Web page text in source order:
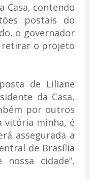
Casa, contendo
postais do
o governador
retirar o projeto
de Liliane
da Casa,
por outros
vitória minha, é
assegurada a
de Brasília
cidade”,